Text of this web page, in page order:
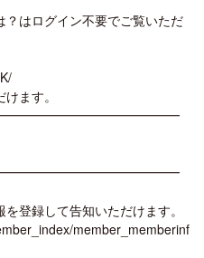
ログイン不要でご覧いただ
ます。
録して告知いただけます。
member_memberinf